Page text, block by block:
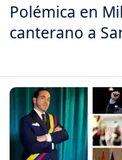
Polémica en
canterano a